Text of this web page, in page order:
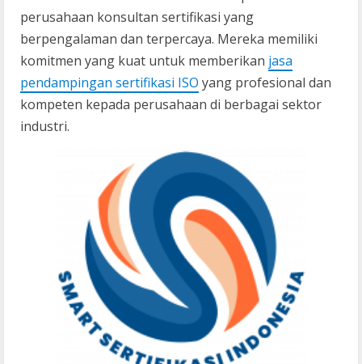
perusahaan konsultan sertifikasi yang
berpengalaman dan terpercaya. Mereka memiliki
komitmen yang kuat untuk memberikan jasa
pendampingan sertifikasi ISO yang profesional dan
kompeten kepada perusahaan di berbagai sektor
industri.